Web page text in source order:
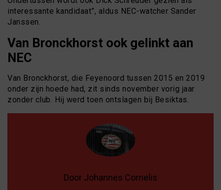
interessante kandidaat”, aldus NEC-watcher Sander
Janssen.
Van Bronckhorst ook gelinkt aan
NEC
Van Bronckhorst, die Feyenoord tussen 2015 en 2019
onder zijn hoede had, zit sinds november vorig jaar
zonder club. Hij werd toen ontslagen bij Besiktas.
Door Johannes Cornelis